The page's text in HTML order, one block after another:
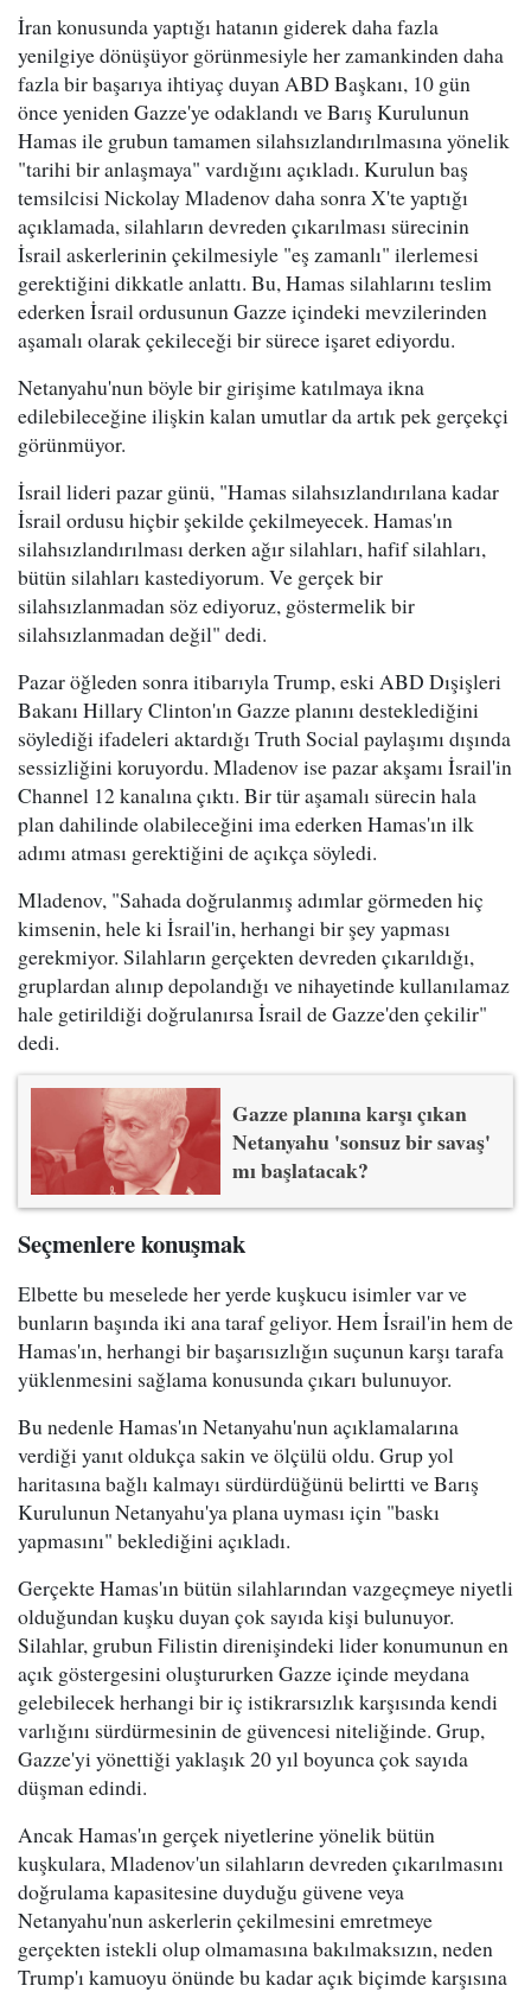
İran konusunda yaptığı hatanın giderek daha fazla
yenilgiye dönüşüyor görünmesiyle her zamankinden daha
fazla bir başarıya ihtiyaç duyan ABD Başkanı, 10 gün
önce yeniden Gazze'ye odaklandı ve Barış Kurulunun
Hamas ile grubun tamamen silahsızlandırılmasına yönelik
"tarihi bir anlaşmaya" vardığını açıkladı. Kurulun baş
temsilcisi Nickolay Mladenov daha sonra X'te yaptığı
açıklamada, silahların devreden çıkarılması sürecinin
İsrail askerlerinin çekilmesiyle "eş zamanlı" ilerlemesi
gerektiğini dikkatle anlattı. Bu, Hamas silahlarını teslim
ederken İsrail ordusunun Gazze içindeki mevzilerinden
aşamalı olarak çekileceği bir sürece işaret ediyordu.
Netanyahu'nun böyle bir girişime katılmaya ikna
edilebileceğine ilişkin kalan umutlar da artık pek gerçekçi
görünmüyor.
İsrail lideri pazar günü, "Hamas silahsızlandırılana kadar
İsrail ordusu hiçbir şekilde çekilmeyecek. Hamas'ın
silahsızlandırılması derken ağır silahları, hafif silahları,
bütün silahları kastediyorum. Ve gerçek bir
silahsızlanmadan söz ediyoruz, göstermelik bir
silahsızlanmadan değil" dedi.
Pazar öğleden sonra itibarıyla Trump, eski ABD Dışişleri
Bakanı Hillary Clinton'ın Gazze planını desteklediğini
söylediği ifadeleri aktardığı Truth Social paylaşımı dışında
sessizliğini koruyordu. Mladenov ise pazar akşamı İsrail'in
Channel 12 kanalına çıktı. Bir tür aşamalı sürecin hala
plan dahilinde olabileceğini ima ederken Hamas'ın ilk
adımı atması gerektiğini de açıkça söyledi.
Mladenov, "Sahada doğrulanmış adımlar görmeden hiç
kimsenin, hele ki İsrail'in, herhangi bir şey yapması
gerekmiyor. Silahların gerçekten devreden çıkarıldığı,
gruplardan alınıp depolandığı ve nihayetinde kullanılamaz
hale getirildiği doğrulanırsa İsrail de Gazze'den çekilir"
dedi.
Gazze planına karşı çıkan
Netanyahu 'sonsuz bir savaş'
mı başlatacak?
Seçmenlere konuşmak
Elbette bu meselede her yerde kuşkucu isimler var ve
bunların başında iki ana taraf geliyor. Hem İsrail'in hem de
Hamas'ın, herhangi bir başarısızlığın suçunun karşı tarafa
yüklenmesini sağlama konusunda çıkarı bulunuyor.
Bu nedenle Hamas'ın Netanyahu'nun açıklamalarına
verdiği yanıt oldukça sakin ve ölçülü oldu. Grup yol
haritasına bağlı kalmayı sürdürdüğünü belirtti ve Barış
Kurulunun Netanyahu'ya plana uyması için "baskı
yapmasını" beklediğini açıkladı.
Gerçekte Hamas'ın bütün silahlarından vazgeçmeye niyetli
olduğundan kuşku duyan çok sayıda kişi bulunuyor.
Silahlar, grubun Filistin direnişindeki lider konumunun en
açık göstergesini oluştururken Gazze içinde meydana
gelebilecek herhangi bir iç istikrarsızlık karşısında kendi
varlığını sürdürmesinin de güvencesi niteliğinde. Grup,
Gazze'yi yönettiği yaklaşık 20 yıl boyunca çok sayıda
düşman edindi.
Ancak Hamas'ın gerçek niyetlerine yönelik bütün
kuşkulara, Mladenov'un silahların devreden çıkarılmasını
doğrulama kapasitesine duyduğu güvene veya
Netanyahu'nun askerlerin çekilmesini emretmeye
gerçekten istekli olup olmamasına bakılmaksızın, neden
Trump'ı kamuoyu önünde bu kadar açık biçimde karşısına